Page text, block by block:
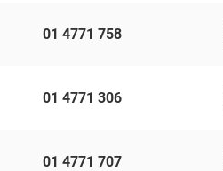
01 4771 758
01 4771 306
01 4771 707